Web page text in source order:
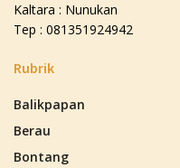
Kaltara : Nunukan
Tep : 081351924942
Rubrik
Balikpapan
Berau
Bontang